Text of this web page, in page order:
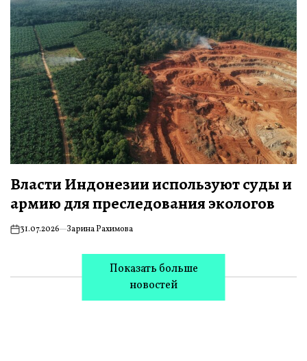
Власти Индонезии используют суды и
армию для преследования экологов
on31.07.2026 Зарина Рахимова
Показать больше
новостей